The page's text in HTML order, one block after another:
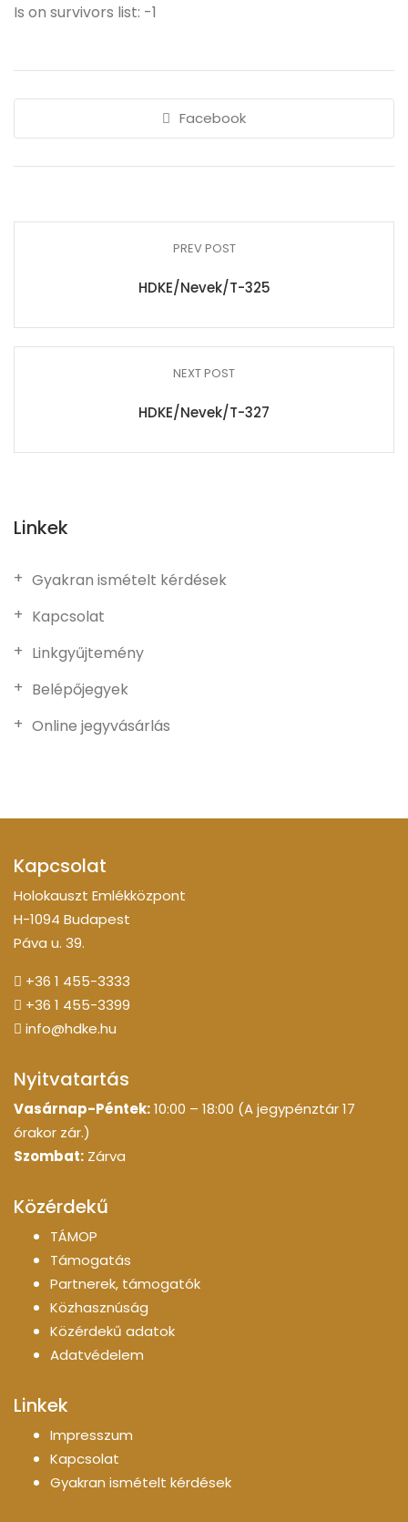
Is on survivors list: -1
Facebook
PREV POST
HDKE/Nevek/T-325
NEXT POST
HDKE/Nevek/T-327
Linkek
Gyakran ismételt kérdések
Kapcsolat
Linkgyűjtemény
Belépőjegyek
Online jegyvásárlás
Kapcsolat
Holokauszt Emlékközpont
H-1094 Budapest
Páva u. 39.
+36 1 455-3333
+36 1 455-3399
info@hdke.hu
Nyitvatartás
Vasárnap-Péntek:10:00 – 18:00 (A jegypénztár 17
órakor zár.)
Szombat: Zárva
Közérdekű
TÁMOP
Támogatás
Partnerek, támogatók
Közhasznúság
Közérdekű adatok
Adatvédelem
Linkek
Impresszum
Kapcsolat
Gyakran ismételt kérdések